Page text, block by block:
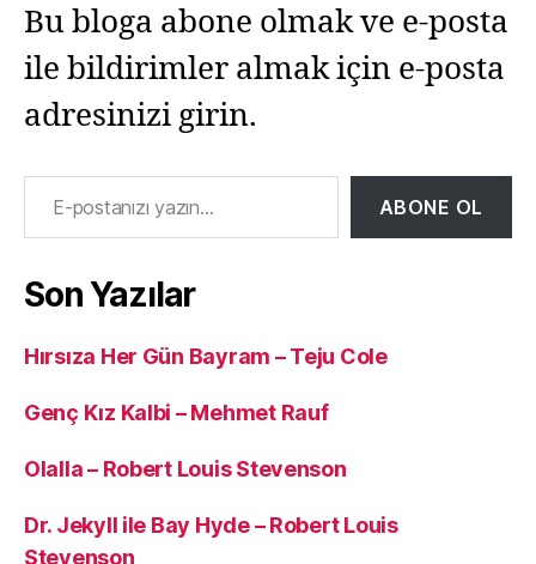
Bu bloga abone olmak ve e-posta
ile bildirimler almak için e-posta
adresinizi girin.
E-postanızı yazın…
ABONE OL
Son Yazılar
Hırsıza Her Gün Bayram – Teju Cole
Genç Kız Kalbi – Mehmet Rauf
Olalla – Robert Louis Stevenson
Dr. Jekyll ile Bay Hyde – Robert Louis
Stevenson